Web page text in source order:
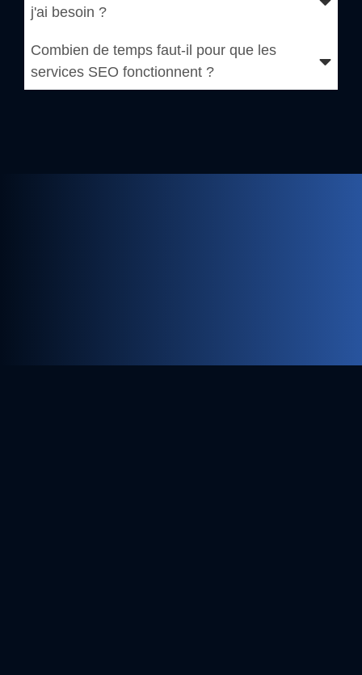
j'ai besoin ?
Combien de temps faut-il pour que les
services SEO fonctionnent ?